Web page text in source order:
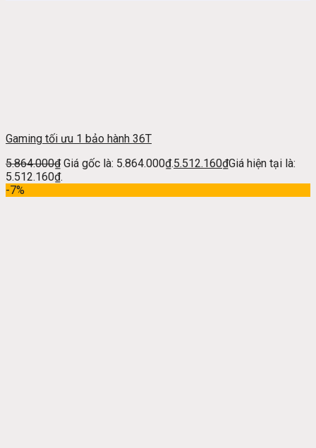
Gaming tối ưu 1 bảo hành 36T
5.864.000₫ Giá gốc là: 5.864.000₫.5.512.160₫Giá hiện tại là:
5.512.160₫.
-7%